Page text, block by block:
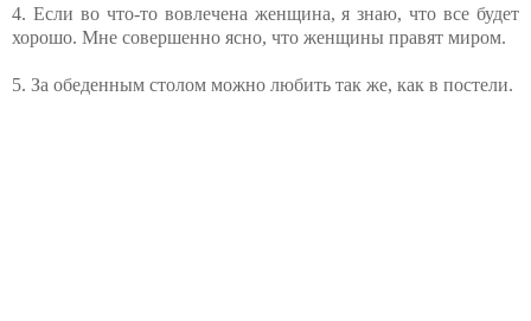
4. Если во что-то вовлечена женщина, я знаю, что все будет
хорошо. Мне совершенно ясно, что женщины правят миром.
5. За обеденным столом можно любить так же, как в постели.